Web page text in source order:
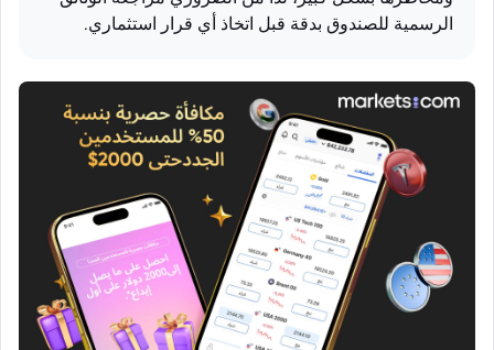
الرسمية للصندوق بدقة قبل اتخاذ أي قرار استثماري.